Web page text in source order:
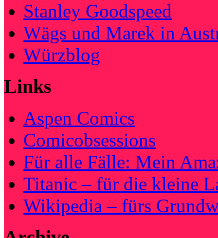
Stanley Goodspeed
Wägs und Marek in
Würzblog
Links
Aspen Comics
Comicobsessions
Für alle Fälle: Mein
Titanic – für die kleine
Wikipedia – fürs